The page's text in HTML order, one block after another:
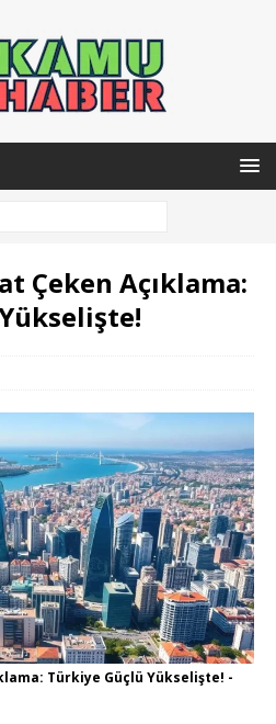
Çeken Açıklama:
Türkiye Güçlü Yükselişte! -